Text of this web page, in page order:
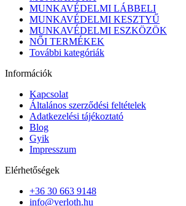
MUNKAVÉDELMI LÁBBELI
MUNKAVÉDELMI KESZTYŰ
MUNKAVÉDELMI ESZKÖZÖK
NŐI TERMÉKEK
További kategóriák
Információk
Kapcsolat
Általános szerződési feltételek
Adatkezelési tájékoztató
Blog
Gyik
Impresszum
Elérhetőségek
+36 30 663 9148
info@verloth.hu